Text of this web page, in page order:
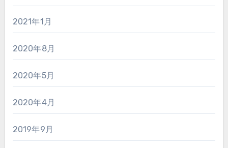
2021年1月
2020年8月
2020年5月
2020年4月
2019年9月